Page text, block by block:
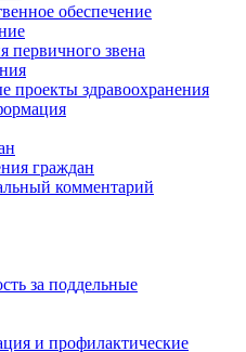
обеспечение
первичного звена
проекты здравоохранения
граждан
комментарий
за поддельные
и профилактические